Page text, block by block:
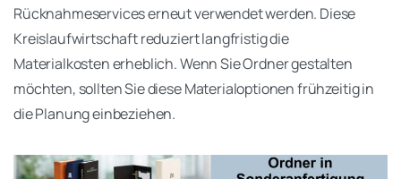
Rücknahmeservices erneut verwendet werden. Diese
Kreislaufwirtschaft reduziert langfristig die
Materialkosten erheblich. Wenn Sie Ordner gestalten
möchten, sollten Sie diese Materialoptionen frühzeitig in
die Planung einbeziehen.